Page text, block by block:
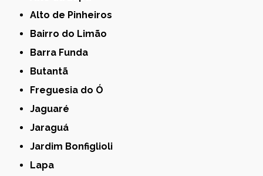
Alto de Pinheiros
Bairro do Limão
Barra Funda
Butantã
Freguesia do Ó
Jaguaré
Jaraguá
Jardim Bonfiglioli
Lapa